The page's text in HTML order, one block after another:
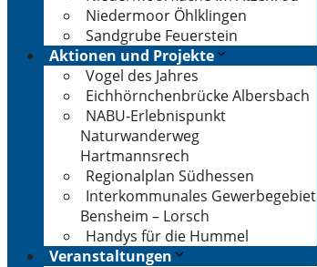
Niedermoor Öhlklingen
Sandgrube Feuerstein
Aktionen und Projekte
Vogel des Jahres
Eichhörnchenbrücke Albersbach
NABU-Erlebnispunkt
Naturwanderweg
Hartmannsrech
Regionalplan Südhessen
Interkommunales Gewerbegebiet
Bensheim – Lorsch
Handys für die Hummel
Veranstaltungen